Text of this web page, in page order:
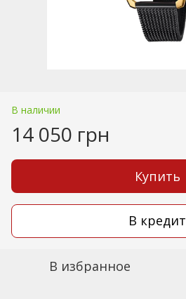
В наличии
14 050 грн
Купить
В кредит
В избранное